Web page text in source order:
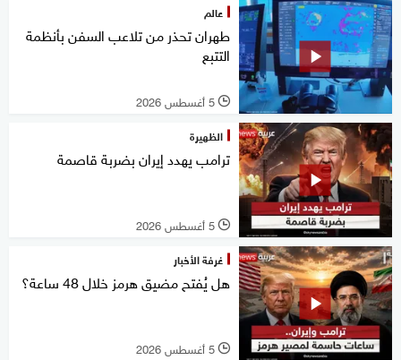
عالم
طهران تحذر من تلاعب السفن بأنظمة
التتبع
l 5 أغسطس 2026
الظهيرة
ترامب يهدد إيران بضربة قاصمة
l 5 أغسطس 2026
غرفة الأخبار
هل يُفتح مضيق هرمز خلال 48 ساعة؟
l 5 أغسطس 2026